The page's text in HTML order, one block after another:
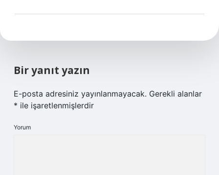
Bir yanıt yazın
E-posta adresiniz yayınlanmayacak. Gerekli alanlar
* ile işaretlenmişlerdir
Yorum